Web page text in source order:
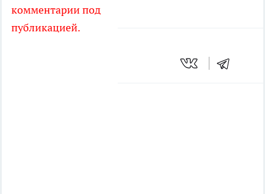
комментарии под
публикацией.